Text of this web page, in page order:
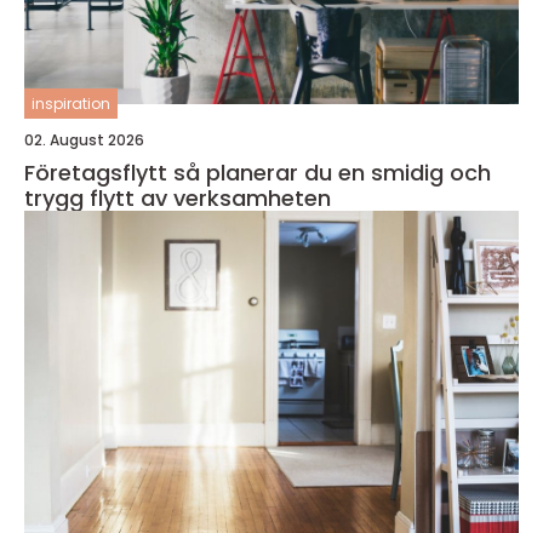
inspiration
02. August 2026
Företagsflytt så planerar du en smidig och
trygg flytt av verksamheten